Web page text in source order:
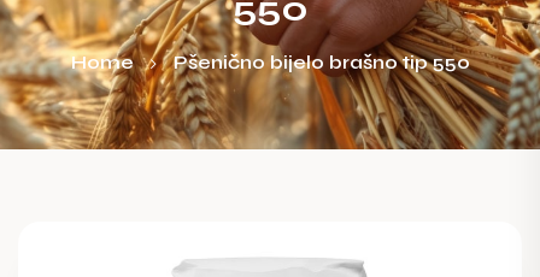
550
Home Pšenično bijelo brašno tip 550